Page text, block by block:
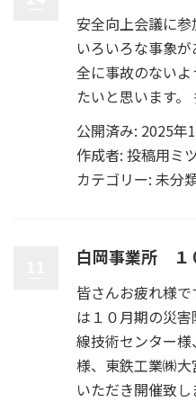
安全向上会議に参
いろいろな事象
全に事故のない
たいと思います
公開済み: 2025年
作成者: 投稿用ミ
カテゴリー: 未分
白岡事業所 １
皆さんお疲れ様
は１０月期の災
線技術センター
様、東鉄工業㈱
いただき開催致